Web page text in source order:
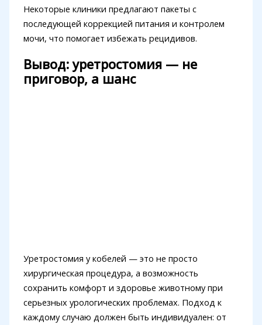
Некоторые клиники предлагают пакеты с
последующей коррекцией питания и контролем
мочи, что помогает избежать рецидивов.
Вывод: уретростомия — не
приговор, а шанс
Уретростомия у кобелей — это не просто
хирургическая процедура, а возможность
сохранить комфорт и здоровье животному при
серьезных урологических проблемах. Подход к
каждому случаю должен быть индивидуален: от